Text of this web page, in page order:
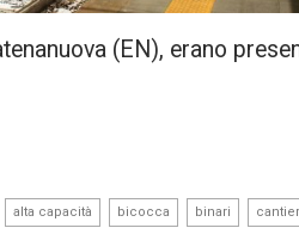
(EN), erano
alta capacità bicocca binari